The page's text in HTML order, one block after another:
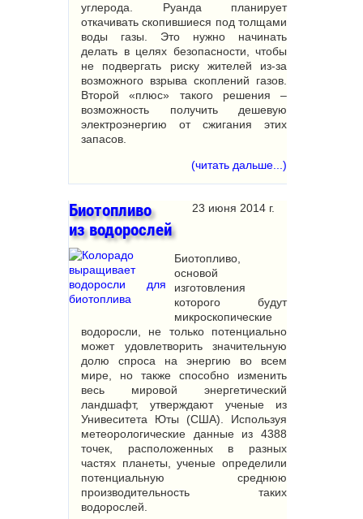
углерода. Руанда планирует
откачивать скопившиеся под толщами
воды газы. Это нужно начинать
делать в целях безопасности, чтобы
не подвергать риску жителей из-за
возможного взрыва скоплений газов.
Второй «плюс» такого решения –
возможность получить дешевую
электроэнергию от сжигания этих
запасов.
(читать дальше...)
23 июня 2014 г.
Биотопливо
из водорослей
Биотопливо,
основой
изготовления
которого будут
микроскопические
водоросли, не только потенциально
может удовлетворить значительную
долю спроса на энергию во всем
мире, но также способно изменить
весь мировой энергетический
ландшафт, утверждают ученые из
Унивеситета Юты (США). Используя
метеорологические данные из 4388
точек, расположенных в разных
частях планеты, ученые определили
потенциальную среднюю
производительность таких
водорослей.